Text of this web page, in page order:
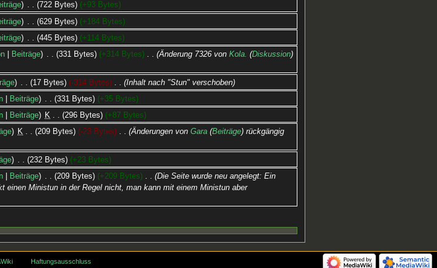
722 Bytes
+93 Bytes
629 Bytes
+184 Bytes
445 Bytes
+114 Bytes
Beiträge 331 Bytes +314 Bytes Änderung 7326 vonKola. (Diskussion)
17 Bytes -314 Bytes
Inhalt nach "Stun" verschoben
Beiträge 331 Bytes
+35 Bytes
Beiträge K 296 Bytes
+87 Bytes
K 209 Bytes -23 Bytes Änderungen vonGara (Beiträge) rückgängig
232 Bytes
+23 Bytes
Beiträge 209 Bytes +209 Bytes
Die Seite wurde neu angelegt: Ein
einen Ministun in der Regel nicht, man kann mit einem Ministun aber
Haftungsausschluss